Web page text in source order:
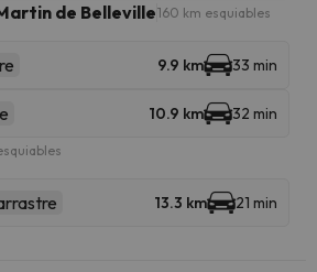
de Belleville160 km esquiables
9.9 km 33 min
10.9 km 32 min
13.3 km 21 min